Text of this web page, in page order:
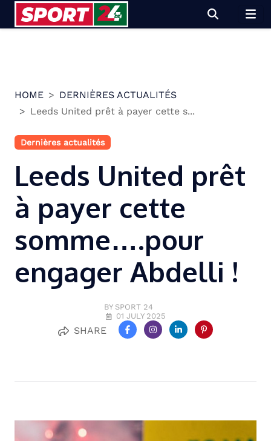
HOME
DERNIÈRES ACTUALITÉS
Leeds United prêt à payer cette s...
Dernières actualités
Leeds United prêt
à payer cette
somme….pour
engager Abdelli !
BY SPORT 24
01 JULY 2025
SHARE